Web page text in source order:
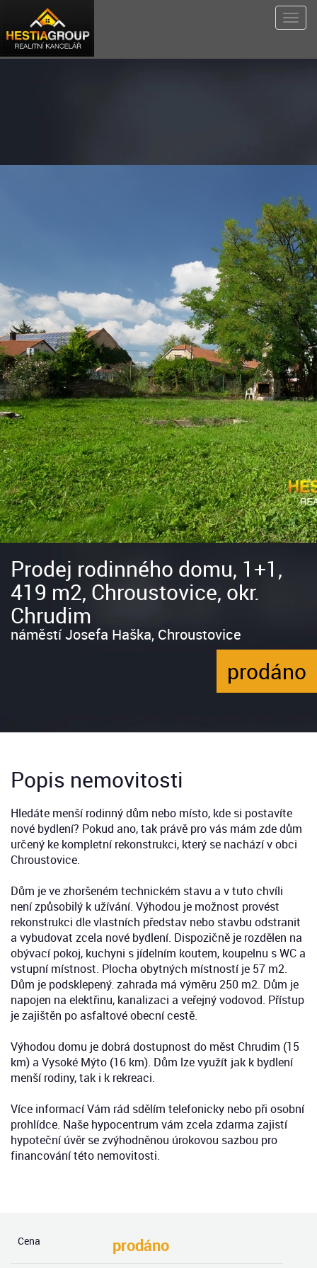
Prodej rodinného domu, 1+1,
419 m2, Chroustovice, okr.
Chrudim
náměstí Josefa Haška, Chroustovice
prodáno
Popis nemovitosti
Hledáte menší rodinný dům nebo místo, kde si postavíte
nové bydlení? Pokud ano, tak právě pro vás mám zde dům
určený ke kompletní rekonstrukci, který se nachází v obci
Chroustovice.
Dům je ve zhoršeném technickém stavu a v tuto chvíli
není způsobilý k užívání. Výhodou je možnost provést
rekonstrukci dle vlastních představ nebo stavbu odstranit
a vybudovat zcela nové bydlení. Dispozičně je rozdělen na
obývací pokoj, kuchyni s jídelním koutem, koupelnu s WC a
vstupní místnost. Plocha obytných místností je 57 m2.
Dům je podsklepený. zahrada má výměru 250 m2. Dům je
napojen na elektřinu, kanalizaci a veřejný vodovod. Přístup
je zajištěn po asfaltové obecní cestě.
Výhodou domu je dobrá dostupnost do měst Chrudim (15
km) a Vysoké Mýto (16 km). Dům lze využít jak k bydlení
menší rodiny, tak i k rekreaci.
Více informací Vám rád sdělím telefonicky nebo při osobní
prohlídce. Naše hypocentrum vám zcela zdarma zajistí
hypoteční úvěr se zvýhodněnou úrokovou sazbou pro
financování této nemovitosti.
Cena prodáno